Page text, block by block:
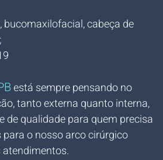
cabeça de
está sempre pensando no
tanto externa quanto interna,
qualidade para quem precisa
o nosso arco cirúrgico